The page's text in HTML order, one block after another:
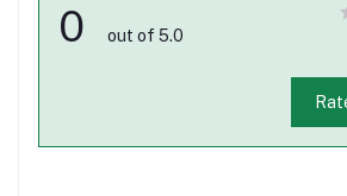
0 out of 5.0